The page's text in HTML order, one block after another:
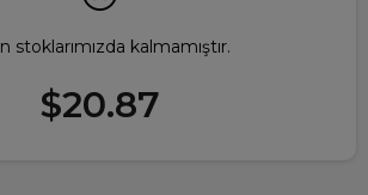
stoklarımızda kalmamıştır.
$20.87